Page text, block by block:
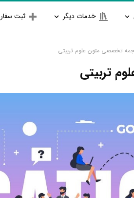
خدمات دیگر ثبت
تخصصی متون علوم تربیتی
تربیتی